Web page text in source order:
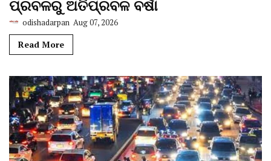
ପ୍ରବଳରୁ ଅତିପ୍ରବଳ ବର୍ଷା
odishadarpan Aug 07, 2026
Read More